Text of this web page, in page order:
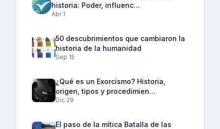
historia: Poder, influenc…
Abr 1
50 descubrimientos que cambiaron la
historia de la humanidad
Sep 15
¿Qué es un Exorcismo? Historia,
origen, tipos y procedimien…
Dic 29
El paso de la mítica Batalla de las